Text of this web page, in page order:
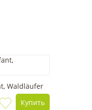
Waldläufer
Купить